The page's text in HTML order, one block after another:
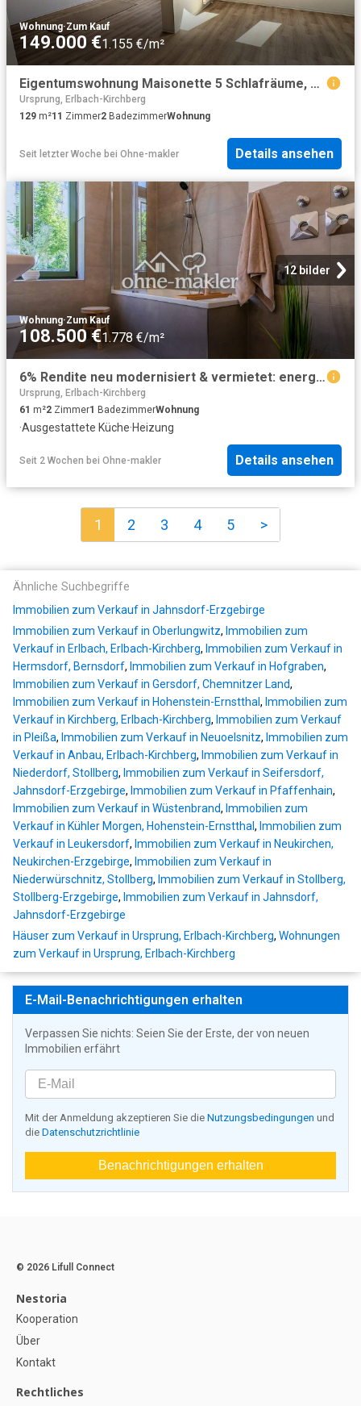
Wohnung·Zum Kauf
149.000 €1.155 €/m²
Eigentumswohnung Maisonette 5 Schlafräume, große Wohnküche und 2 Bäder
Ursprung, Erlbach-Kirchberg
129 m²11 Zimmer2 BadezimmerWohnung
Seit letzter Woche bei Ohne-makler Details ansehen
12 bilder
Wohnung·Zum Kauf
108.500 €1.778 €/m²
6% Rendite neu modernisiert & vermietet: energieeffizienter Wohntraum, EBK, Wellness Bad, Top Lage
Ursprung, Erlbach-Kirchberg
61 m²2 Zimmer1 BadezimmerWohnung
·Ausgestattete Küche·Heizung
Seit 2 Wochen bei Ohne-makler Details ansehen
1 2 3 4 5 >
Ähnliche Suchbegriffe
Immobilien zum Verkauf in Jahnsdorf-Erzgebirge
Immobilien zum Verkauf in Oberlungwitz, Immobilien zum
Verkauf in Erlbach, Erlbach-Kirchberg, Immobilien zum Verkauf in
Hermsdorf, Bernsdorf, Immobilien zum Verkauf in Hofgraben,
Immobilien zum Verkauf in Gersdorf, Chemnitzer Land,
Immobilien zum Verkauf in Hohenstein-Ernstthal, Immobilien zum
Verkauf in Kirchberg, Erlbach-Kirchberg, Immobilien zum Verkauf
in Pleißa, Immobilien zum Verkauf in Neuoelsnitz, Immobilien zum
Verkauf in Anbau, Erlbach-Kirchberg, Immobilien zum Verkauf in
Niederdorf, Stollberg, Immobilien zum Verkauf in Seifersdorf,
Jahnsdorf-Erzgebirge, Immobilien zum Verkauf in Pfaffenhain,
Immobilien zum Verkauf in Wüstenbrand, Immobilien zum
Verkauf in Kühler Morgen, Hohenstein-Ernstthal, Immobilien zum
Verkauf in Leukersdorf, Immobilien zum Verkauf in Neukirchen,
Neukirchen-Erzgebirge, Immobilien zum Verkauf in
Niederwürschnitz, Stollberg, Immobilien zum Verkauf in Stollberg,
Stollberg-Erzgebirge, Immobilien zum Verkauf in Jahnsdorf,
Jahnsdorf-Erzgebirge
Häuser zum Verkauf in Ursprung, Erlbach-Kirchberg, Wohnungen
zum Verkauf in Ursprung, Erlbach-Kirchberg
E-Mail-Benachrichtigungen erhalten
Verpassen Sie nichts: Seien Sie der Erste, der von neuen
Immobilien erfährt
Mit der Anmeldung akzeptieren Sie die Nutzungsbedingungen und
die Datenschutzrichtlinie
Benachrichtigungen erhalten
© 2026 Lifull Connect
Nestoria
Kooperation
Über
Kontakt
Rechtliches